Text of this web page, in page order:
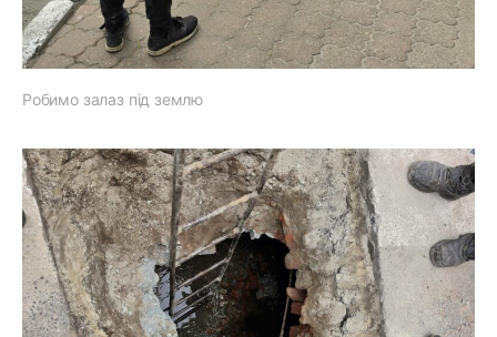
Робимо залаз під землю